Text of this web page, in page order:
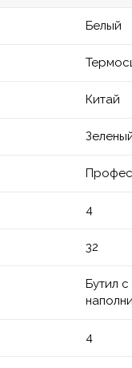
Белый
Китай
4
32
Бутил с
4